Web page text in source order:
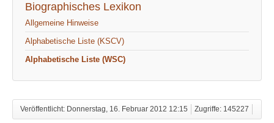
Biographisches Lexikon
Allgemeine Hinweise
Alphabetische Liste (KSCV)
Alphabetische Liste (WSC)
Veröffentlicht: Donnerstag, 16. Februar 2012 12:15 Zugriffe: 145227